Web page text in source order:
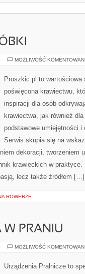
MOŻLIWOŚĆ
Proszkic.pl to wartościowa
poświęcona krawiectwu,
inspiracji dla osób
krawiectwa, jak również
podstawowe umiejętności
Serwis skupia się na
dekoracji, tworzeniem
krawieckich w
lecz także źródłem […]
ROWERZE
W PRANIU
MOŻLIWOŚĆ
Urządzenia Pralnicze to